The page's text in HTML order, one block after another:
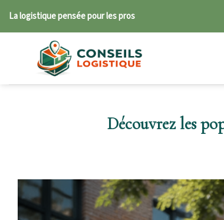
La logistique pensée pour les pros
Découvrez les